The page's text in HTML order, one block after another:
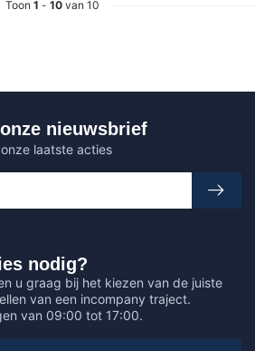
Toon 1 - 10 van 10
nodig?
u graag bij het kiezen van de juiste
van een incompany traject.
van 09:00 tot 17:00.
nieuwsbrief
laatste acties